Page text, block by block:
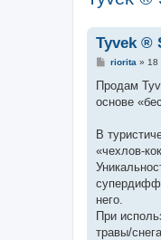
Tyvek ®
П
в
д
л
е
н
я
riorita » 18
Продам
основе
В
«чехлов-
него.
При
травы/